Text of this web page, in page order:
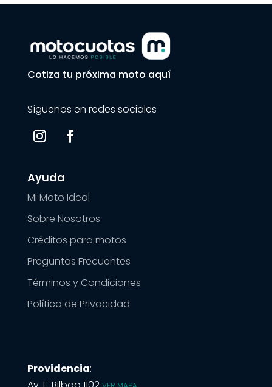
Cotiza tu próxima moto aquí
Síguenos en redes sociales
Ayuda
Mi Moto Ideal
Sobre Nosotros
Créditos para motos
Preguntas Frecuentes
Términos y Condiciones
Política de Privacidad
Providencia: